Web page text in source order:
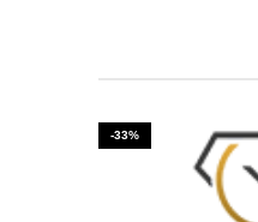
-33%